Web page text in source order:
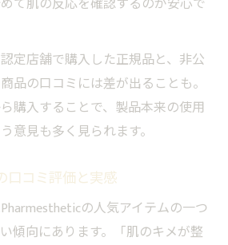
て肌の反応を確認するのが安心で
定店舗で購入した正規品と、非公
品の口コミには差が出ることも。
購入することで、製品本来の使用
意見も多く見られます。
口コミ評価と実感
の人気アイテムの一つ
傾向にあります。「肌のキメが整